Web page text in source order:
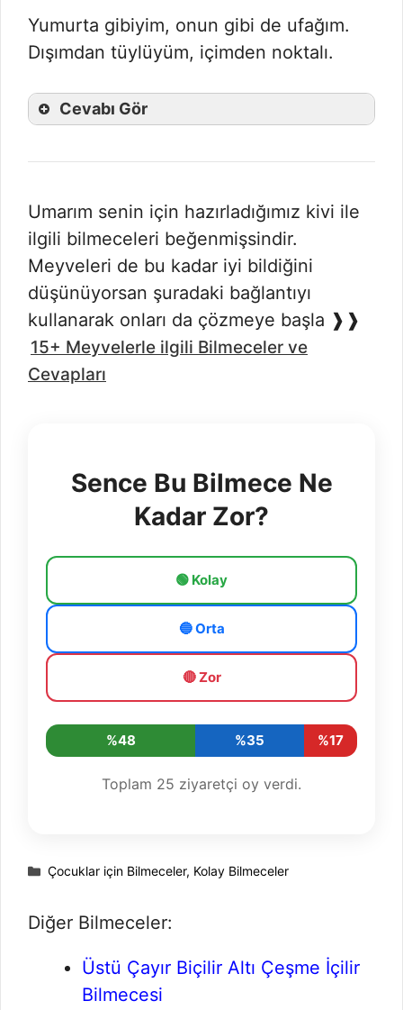
Yumurta gibiyim, onun gibi de ufağım.
Dışımdan tüylüyüm, içimden noktalı.
Cevabı Gör
Umarım senin için hazırladığımız kivi ile
ilgili bilmeceleri beğenmişsindir.
Meyveleri de bu kadar iyi bildiğini
düşünüyorsan şuradaki bağlantıyı
kullanarak onları da çözmeye başla ❱❱
15+ Meyvelerle ilgili Bilmeceler ve
Cevapları
Sence Bu Bilmece Ne
Kadar Zor?
🟢 Kolay
🔵 Orta
🔴 Zor
%48 %35 %17
Toplam 25 ziyaretçi oy verdi.
Kategoriler
Çocuklar için Bilmeceler, Kolay Bilmeceler
Diğer Bilmeceler:
Üstü Çayır Biçilir Altı Çeşme İçilir
Bilmecesi